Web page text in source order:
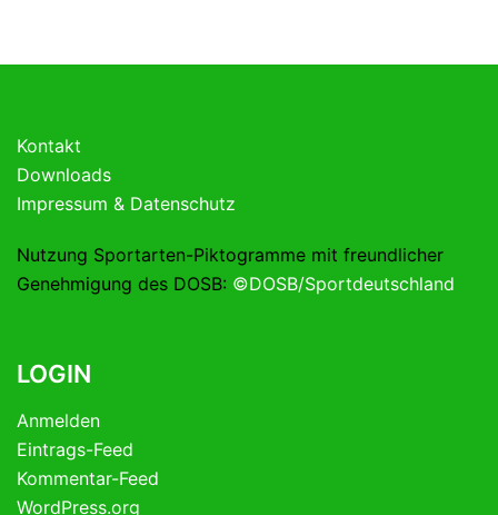
Kontakt
Downloads
Impressum & Datenschutz
Nutzung Sportarten-Piktogramme mit freundlicher
Genehmigung des DOSB: ©DOSB/Sportdeutschland
LOGIN
Anmelden
Eintrags-Feed
Kommentar-Feed
WordPress.org